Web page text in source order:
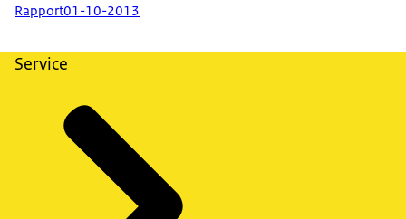
Rapport01-10-2013
Service